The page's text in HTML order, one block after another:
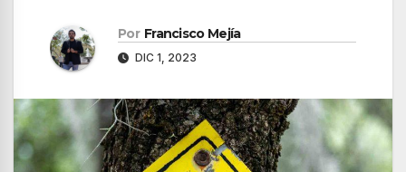
Por Francisco Mejía
DIC 1, 2023